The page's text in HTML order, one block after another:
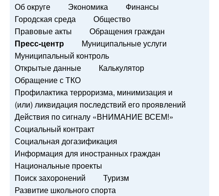
Об округе Экономика
Финансы
Городская среда
Общество
Правовые акты
Обращения граждан
Пресс-центр
Муниципальные услуги
Муниципальный контроль
Открытые данные
Калькулятор
Обращение с ТКО
Профилактика терроризма, минимизация и
(или) ликвидация последствий его проявлений
Действия по сигналу «ВНИМАНИЕ ВСЕМ!»
Социальный контракт
Социальная догазификация
Информация для иностранных граждан
Национальные проекты
Поиск захоронений
Туризм
Развитие школьного спорта